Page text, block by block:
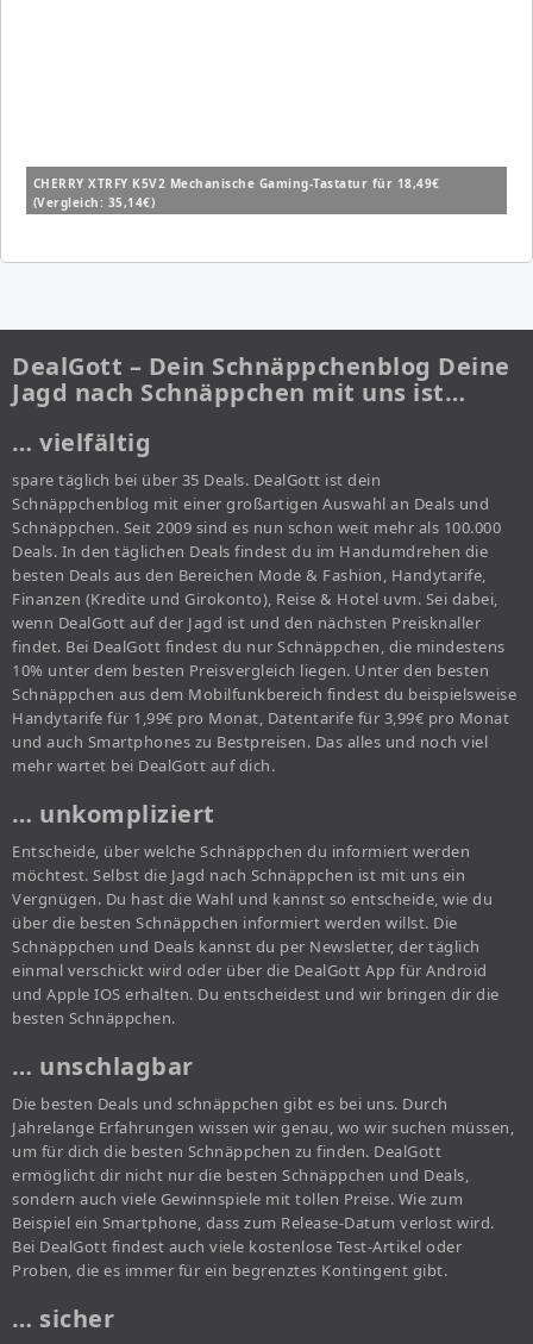
CHERRY XTRFY K5V2 Mechanische Gaming-Tastatur für 18,49€
(Vergleich: 35,14€)
DealGott – Dein Schnäppchenblog Deine
Jagd nach Schnäppchen mit uns ist…
… vielfältig
spare täglich bei über 35 Deals. DealGott ist dein
Schnäppchenblog mit einer großartigen Auswahl an Deals und
Schnäppchen. Seit 2009 sind es nun schon weit mehr als 100.000
Deals. In den täglichen Deals findest du im Handumdrehen die
besten Deals aus den Bereichen Mode & Fashion, Handytarife,
Finanzen (Kredite und Girokonto), Reise & Hotel uvm. Sei dabei,
wenn DealGott auf der Jagd ist und den nächsten Preisknaller
findet. Bei DealGott findest du nur Schnäppchen, die mindestens
10% unter dem besten Preisvergleich liegen. Unter den besten
Schnäppchen aus dem Mobilfunkbereich findest du beispielsweise
Handytarife für 1,99€ pro Monat, Datentarife für 3,99€ pro Monat
und auch Smartphones zu Bestpreisen. Das alles und noch viel
mehr wartet bei DealGott auf dich.
… unkompliziert
Entscheide, über welche Schnäppchen du informiert werden
möchtest. Selbst die Jagd nach Schnäppchen ist mit uns ein
Vergnügen. Du hast die Wahl und kannst so entscheide, wie du
über die besten Schnäppchen informiert werden willst. Die
Schnäppchen und Deals kannst du per Newsletter, der täglich
einmal verschickt wird oder über die DealGott App für Android
und Apple IOS erhalten. Du entscheidest und wir bringen dir die
besten Schnäppchen.
… unschlagbar
Die besten Deals und schnäppchen gibt es bei uns. Durch
Jahrelange Erfahrungen wissen wir genau, wo wir suchen müssen,
um für dich die besten Schnäppchen zu finden. DealGott
ermöglicht dir nicht nur die besten Schnäppchen und Deals,
sondern auch viele Gewinnspiele mit tollen Preise. Wie zum
Beispiel ein Smartphone, dass zum Release-Datum verlost wird.
Bei DealGott findest auch viele kostenlose Test-Artikel oder
Proben, die es immer für ein begrenztes Kontingent gibt.
… sicher